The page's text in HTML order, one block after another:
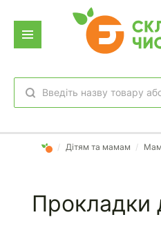
обране
/ Дітям та мамам /
Прокладки